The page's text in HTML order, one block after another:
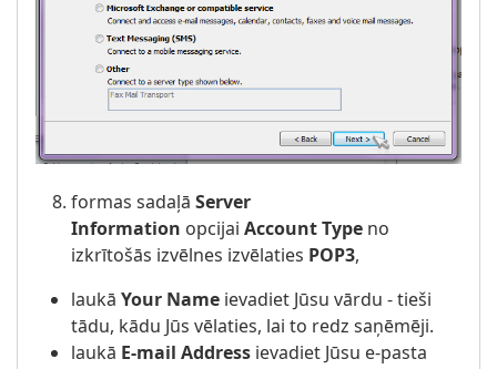
formas sadaļā Server
Information opcijai Account Type no
izkrītošās izvēlnes izvēlaties POP3,
laukā Your Name ievadiet Jūsu vārdu - tieši
tādu, kādu Jūs vēlaties, lai to redz saņēmēji.
laukā E-mail Address ievadiet Jūsu e-pasta